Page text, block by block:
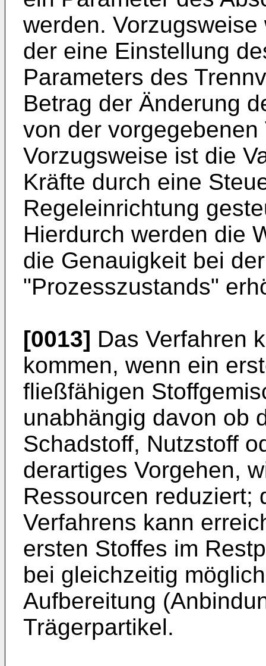
werden.
der eine Einstellung
Parameters des
Betrag der Änderung
von der
Vorzugsweise ist die
Kräfte durch eine
Regeleinrichtung
Hierdurch werden die
die Genauigkeit bei
"Prozesszustands"
[0013] Das Verfahren
kommen, wenn ein
fließfähigen
unabhängig davon ob
Schadstoff, Nutzstoff
derartiges Vorgehen,
Ressourcen reduziert;
Verfahrens kann
ersten Stoffes im
bei gleichzeitig
Aufbereitung
Trägerpartikel.